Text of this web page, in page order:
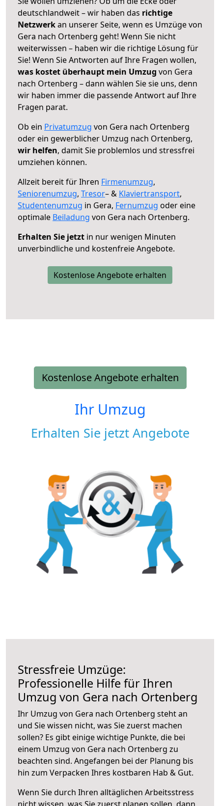
deutschlandweit – wir haben das richtige
Netzwerkan unserer Seite, wenn es Umzüge von
Gera nach Ortenberg geht! Wenn Sie nicht
weiterwissen – haben wir die richtige Lösung für
Sie! Wenn Sie Antworten auf Ihre Fragen wollen,
was kostet überhaupt mein Umzug von Gera
nach Ortenberg – dann wählen Sie sie uns, denn
wir haben immer die passende Antwort auf Ihre
Fragen parat.
Ob ein Privatumzug von Gera nach Ortenberg
oder ein gewerblicher Umzug nach Ortenberg,
wir helfen, damit Sie problemlos und stressfrei
umziehen können.
Allzeit bereit für Ihren Firmenumzug,
Seniorenumzug, Tresor– & Klaviertransport,
Studentenumzug in Gera, Fernumzug oder eine
optimale Beiladung von Gera nach Ortenberg.
Erhalten Sie jetzt in nur wenigen Minuten
unverbindliche und kostenfreie Angebote.
Kostenlose Angebote erhalten
Kostenlose Angebote erhalten
Ihr Umzug
Erhalten Sie jetzt Angebote
Stressfreie Umzüge:
Professionelle Hilfe für Ihren
Umzug von Gera nach Ortenberg
Ihr Umzug von Gera nach Ortenberg steht an
und Sie wissen nicht, was Sie zuerst machen
sollen? Es gibt einige wichtige Punkte, die bei
einem Umzug von Gera nach Ortenberg zu
beachten sind. Angefangen bei der Planung bis
hin zum Verpacken Ihres kostbaren Hab & Gut.
Wenn Sie durch Ihren alltäglichen Arbeitsstress